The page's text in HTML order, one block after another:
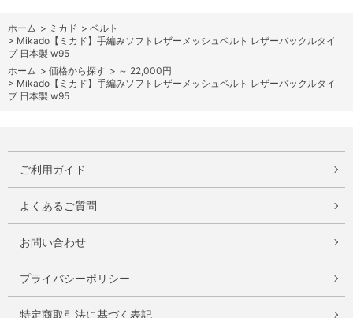
ホーム > ミカド > ベルト
> Mikado【ミカド】手編みソフトレザーメッシュベルト レザーバックルタイ
プ 日本製 w95
ホーム > 価格から探す > ～ 22,000円
> Mikado【ミカド】手編みソフトレザーメッシュベルト レザーバックルタイ
プ 日本製 w95
ご利用ガイド
よくあるご質問
お問い合わせ
プライバシーポリシー
特定商取引法に基づく表記